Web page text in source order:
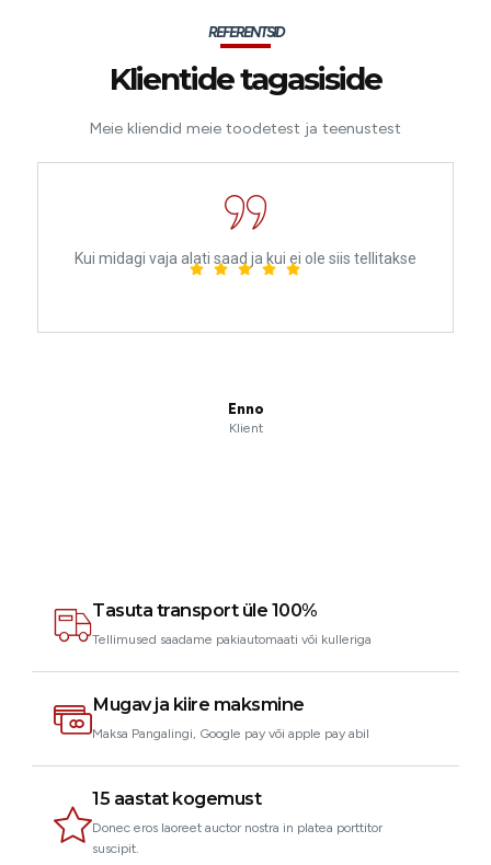
REFERENTSID
Klientide tagasiside
Meie kliendid meie toodetest ja teenustest
Enno
Klient
Kui midagi vaja alati saad ja kui ei ole siis tellitakse
Tasuta transport üle 100%
Tellimused saadame pakiautomaati või kulleriga
Mugav ja kiire maksmine
Maksa Pangalingi, Google pay või apple pay abil
15 aastat kogemust
Donec eros laoreet auctor nostra in platea porttitor
suscipit.